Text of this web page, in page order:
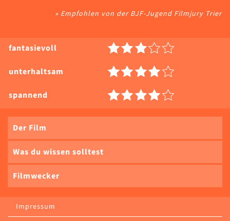
» Empfohlen von der BJF-Jugend Filmjury Trier
fantasievoll
unterhaltsam
spannend
Der Film
Was du wissen solltest
Filmwecker
Impressum